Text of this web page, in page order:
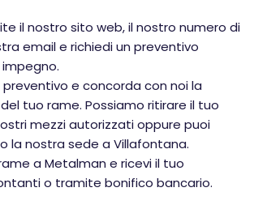
il nostro sito web, il nostro numero di
email e richiedi un preventivo
e concorda con noi la
tuo rame. Possiamo ritirare il tuo
mezzi autorizzati oppure puoi
la nostra sede a Villafontana.
a Metalman e ricevi il tuo
o tramite bonifico bancario.